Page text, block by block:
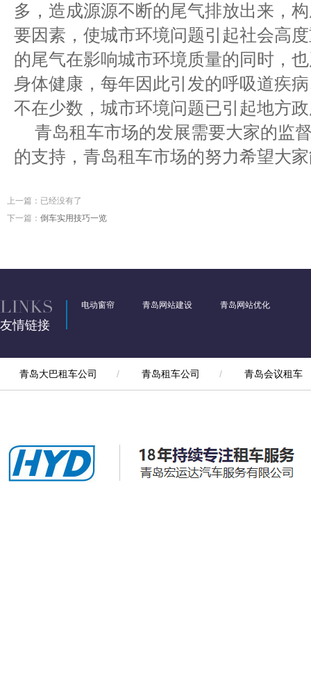
多，造成源源不断的尾气排放出来，
要因素，使城市环境问题引起社会高
的尾气在影响城市环境质量的同时，
身体健康，每年因此引发的呼吸道疾
不在少数，城市环境问题已引起地方
青岛租车市场的发展需要大家的监
的支持， 青岛租车市场的努力希望大
上一篇：已经没有了
下一篇： 倒车实用技巧一览
友情链接
电动窗帘 青岛网站建设 青岛网站优化
青岛大巴租车公司 / 青岛租车公司 / 青岛会议租车